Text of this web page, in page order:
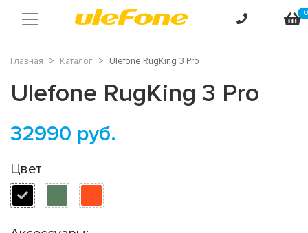
0
Главная Каталог Ulefone RugKing 3 Pro
Ulefone RugKing 3 Pro
32990 руб.
Цвет